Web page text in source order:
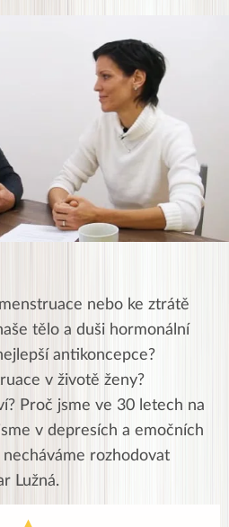
nebo ke ztrátě
tělo a duši hormonální
antikoncepce?
v životě ženy?
Proč jsme ve 30 letech na
v depresích a emočních
rozhodovat
Lužná.